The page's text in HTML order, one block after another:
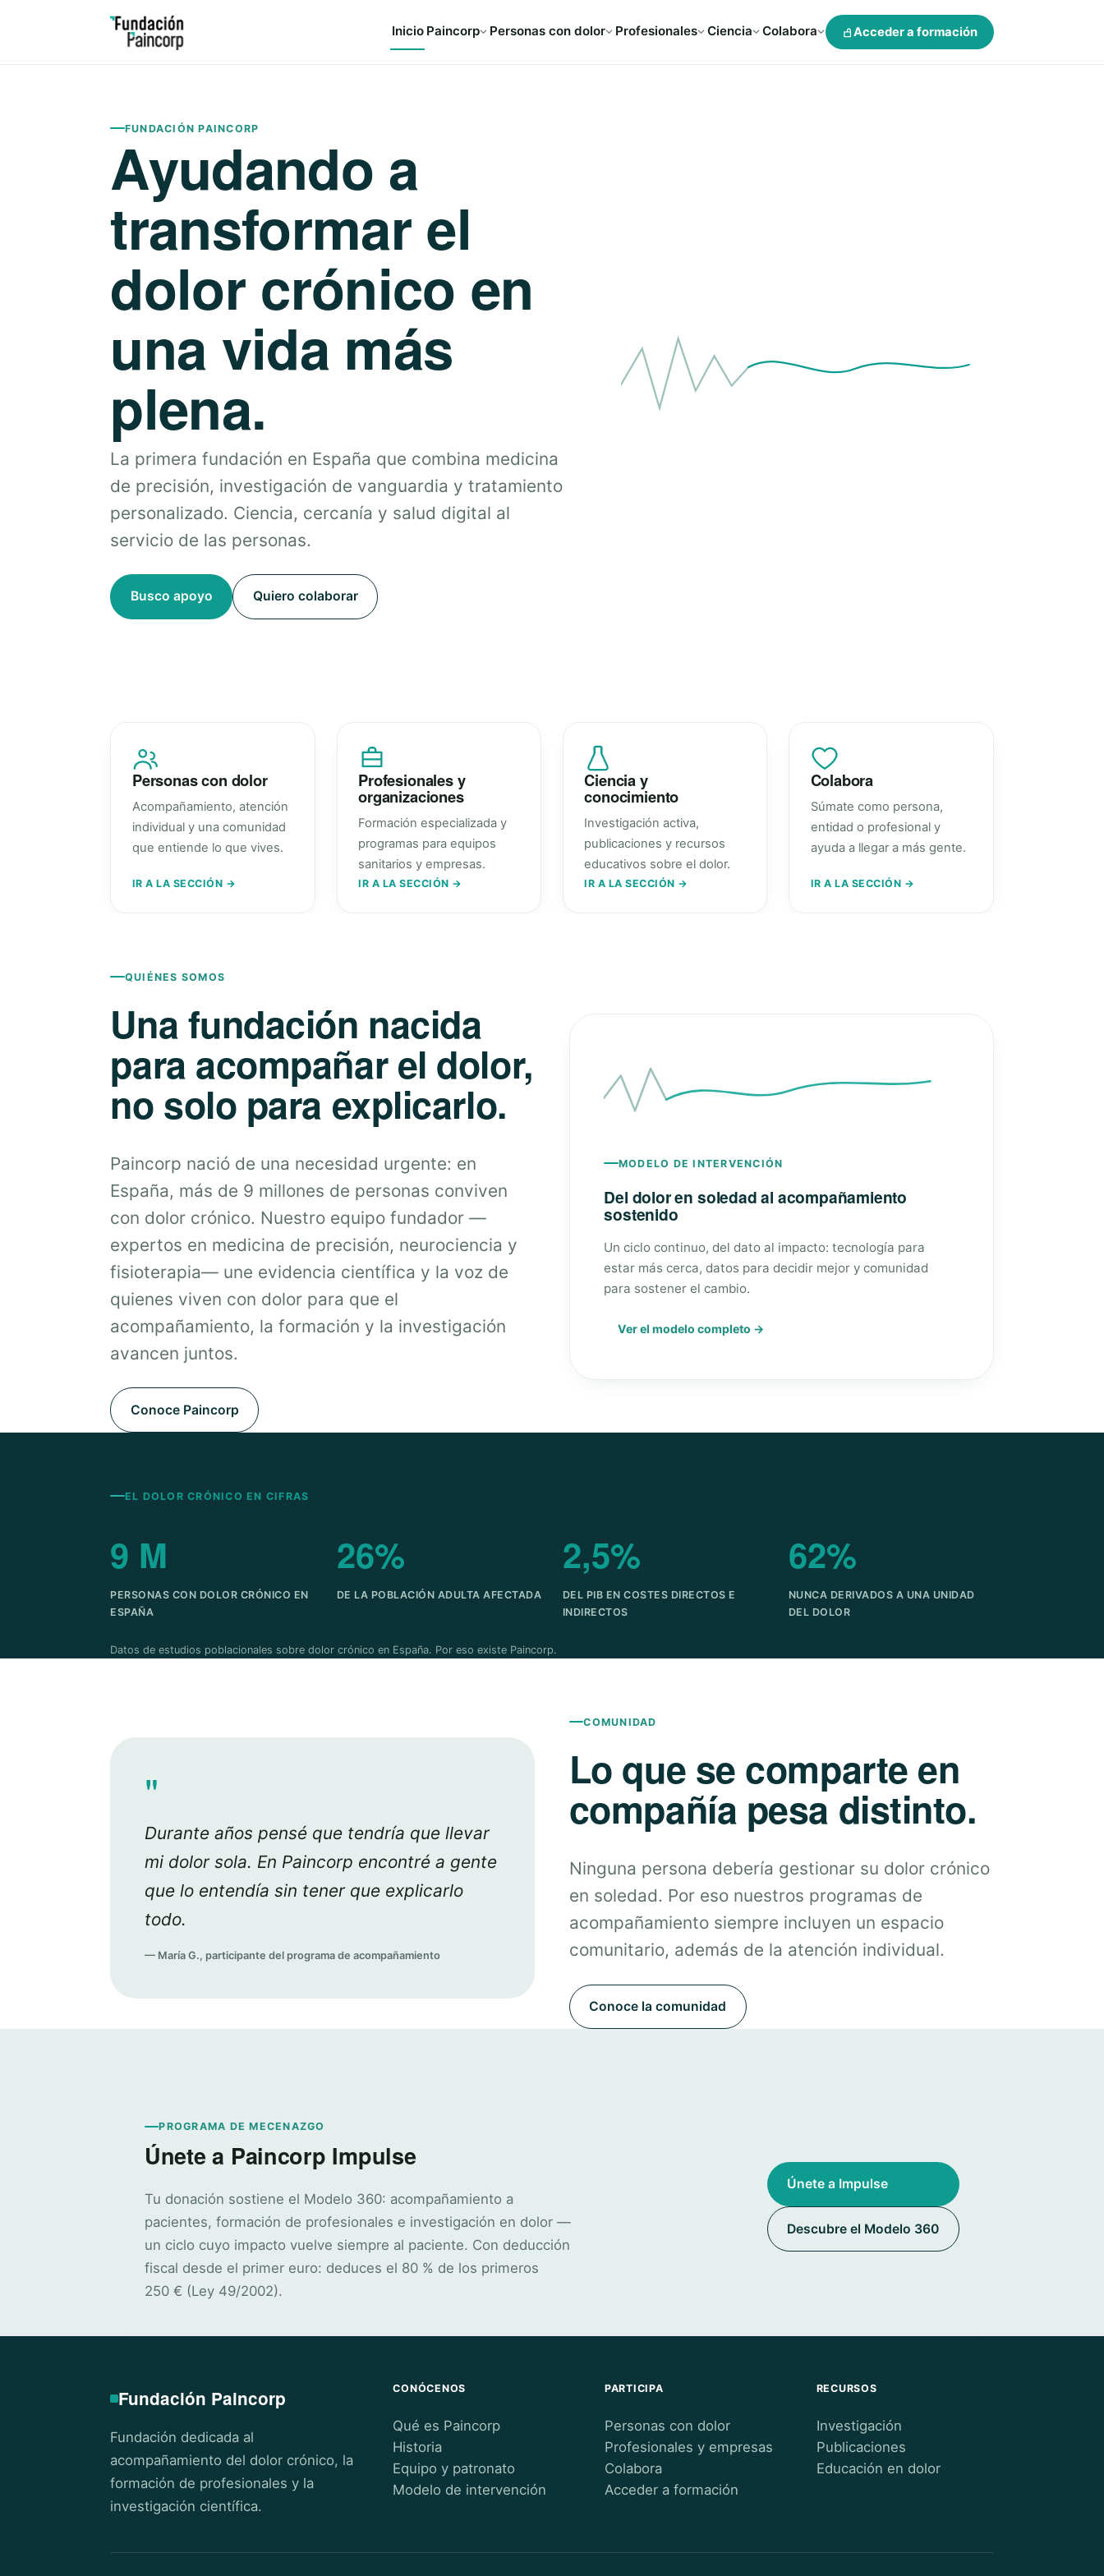
Inicio Paincorp Personas con dolor Profesionales Ciencia Colabora Acceder a formación
FUNDACIÓN PAINCORP
Ayudando a
transformar el
dolor crónico en
una vida más
plena.
La primera fundación en España que combina medicina
de precisión, investigación de vanguardia y tratamiento
personalizado. Ciencia, cercanía y salud digital al
servicio de las personas.
Busco apoyo Quiero colaborar
Personas con dolor
Acompañamiento, atención
individual y una comunidad
que entiende lo que vives.
IR A LA SECCIÓN →
Profesionales y
organizaciones
Formación especializada y
programas para equipos
sanitarios y empresas.
IR A LA SECCIÓN →
Ciencia y
conocimiento
Investigación activa,
publicaciones y recursos
educativos sobre el dolor.
IR A LA SECCIÓN →
Colabora
Súmate como persona,
entidad o profesional y
ayuda a llegar a más gente.
IR A LA SECCIÓN →
QUIÉNES SOMOS
Una fundación nacida
para acompañar el dolor,
no solo para explicarlo.
Paincorp nació de una necesidad urgente: en
España, más de 9 millones de personas conviven
con dolor crónico. Nuestro equipo fundador —
expertos en medicina de precisión, neurociencia y
fisioterapia— une evidencia científica y la voz de
quienes viven con dolor para que el
acompañamiento, la formación y la investigación
avancen juntos.
Conoce Paincorp
MODELO DE INTERVENCIÓN
Del dolor en soledad al acompañamiento
sostenido
Un ciclo continuo, del dato al impacto: tecnología para
estar más cerca, datos para decidir mejor y comunidad
para sostener el cambio.
Ver el modelo completo →
EL DOLOR CRÓNICO EN CIFRAS
9 M
PERSONAS CON DOLOR CRÓNICO EN
ESPAÑA
26%
DE LA POBLACIÓN ADULTA AFECTADA
2,5%
DEL PIB EN COSTES DIRECTOS E
INDIRECTOS
62%
NUNCA DERIVADOS A UNA UNIDAD
DEL DOLOR
Datos de estudios poblacionales sobre dolor crónico en España. Por eso existe Paincorp.
"
Durante años pensé que tendría que llevar
mi dolor sola. En Paincorp encontré a gente
que lo entendía sin tener que explicarlo
todo.
— María G., participante del programa de acompañamiento
COMUNIDAD
Lo que se comparte en
compañía pesa distinto.
Ninguna persona debería gestionar su dolor crónico
en soledad. Por eso nuestros programas de
acompañamiento siempre incluyen un espacio
comunitario, además de la atención individual.
Conoce la comunidad
PROGRAMA DE MECENAZGO
Únete a Paincorp Impulse
Tu donación sostiene el Modelo 360: acompañamiento a
pacientes, formación de profesionales e investigación en dolor —
un ciclo cuyo impacto vuelve siempre al paciente. Con deducción
fiscal desde el primer euro: deduces el 80 % de los primeros
250 € (Ley 49/2002).
Únete a Impulse
Descubre el Modelo 360
Fundación Paincorp
Fundación dedicada al
acompañamiento del dolor crónico, la
formación de profesionales y la
investigación científica.
CONÓCENOS
Qué es Paincorp
Historia
Equipo y patronato
Modelo de intervención
PARTICIPA
Personas con dolor
Profesionales y empresas
Colabora
Acceder a formación
RECURSOS
Investigación
Publicaciones
Educación en dolor